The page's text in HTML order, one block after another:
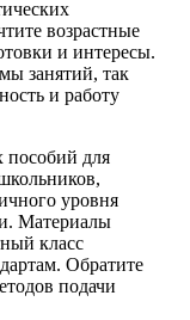
возрастные
и интересы.
занятий, так
и работу
пособий для
уровня
Материалы
класс
Обратите
подачи